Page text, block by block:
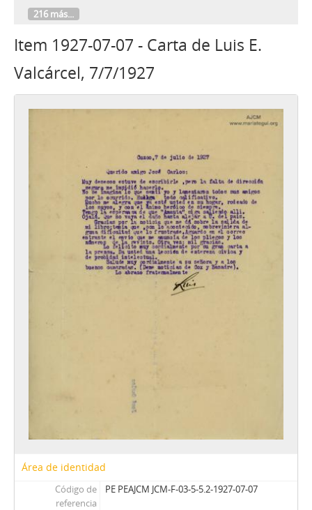
216 más...
Item 1927-07-07 - Carta de Luis E.
Valcárcel, 7/7/1927
Área de identidad
Código de
referencia
PE PEAJCM JCM-F-03-5-5.2-1927-07-07